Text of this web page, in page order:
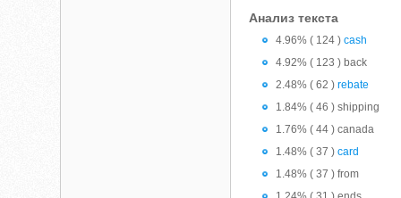
Анализ текста
4.96% ( 124 )cash
4.92% ( 123 ) back
2.48% ( 62 )rebate
1.84% ( 46 ) shipping
1.76% ( 44 ) canada
1.48% ( 37 )card
1.48% ( 37 ) from